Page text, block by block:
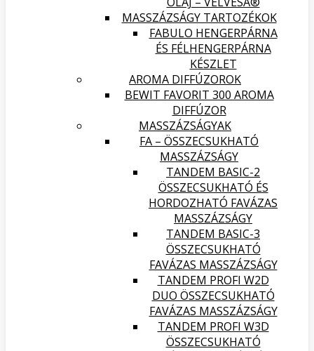
MASSZÁZSÁGY TARTOZÉKOK
FABULO HENGERPÁRNA
ÉS FÉLHENGERPÁRNA
KÉSZLET
AROMA DIFFÚZOROK
BEWIT FAVORIT 300 AROMA
DIFFÚZOR
MASSZÁZSÁGYAK
FA – ÖSSZECSUKHATÓ
MASSZÁZSÁGY
TANDEM BASIC-2
ÖSSZECSUKHATÓ ÉS
HORDOZHATÓ FAVÁZAS
MASSZÁZSÁGY
TANDEM BASIC-3
ÖSSZECSUKHATÓ
FAVÁZAS MASSZÁZSÁGY
TANDEM PROFI W2D
DUO ÖSSZECSUKHATÓ
FAVÁZAS MASSZÁZSÁGY
TANDEM PROFI W3D
ÖSSZECSUKHATÓ